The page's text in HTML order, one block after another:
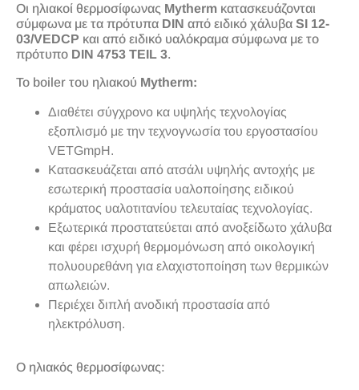
Οι ηλιακοί θερμοσίφωνας Mytherm κατασκευάζονται
σύμφωνα με τα πρότυπα DIN από ειδικό χάλυβα SI 12-
03/VEDCP και από ειδικό υαλόκραμα σύμφωνα με το
πρότυπο DIN 4753 TEIL 3.
Το boiler του ηλιακού Mytherm:
Διαθέτει σύγχρονο κα υψηλής τεχνολογίας
εξοπλισμό με την τεχνογνωσία του εργοστασίου
VETGmpH.
Κατασκευάζεται από ατσάλι υψηλής αντοχής με
εσωτερική προστασία υαλοποίησης ειδικού
κράματος υαλοτιτανίου τελευταίας τεχνολογίας.
Εξωτερικά προστατεύεται από ανοξείδωτο χάλυβα
και φέρει ισχυρή θερμομόνωση από οικολογική
πολυουρεθάνη για ελαχιστοποίηση των θερμικών
απωλειών.
Περιέχει διπλή ανοδική προστασία από
ηλεκτρόλυση.
Ο ηλιακός θερμοσίφωνας: